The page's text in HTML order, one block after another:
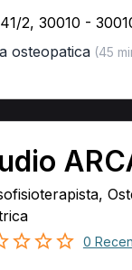
2, 30010 -
osteopatica(45
0